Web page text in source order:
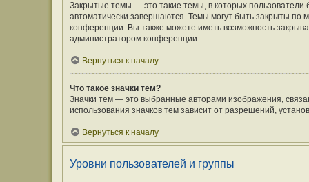
Закрытые темы — это такие темы, в которых
автоматически завершаются. Темы могут быть закрыты
конференции. Вы также можете иметь возможность
администратором конференции.
Вернуться к началу
Что такое значки тем?
Значки тем — это выбранные авторами изображения,
использования значков тем зависит от разрешений,
Вернуться к началу
Уровни пользователей и группы